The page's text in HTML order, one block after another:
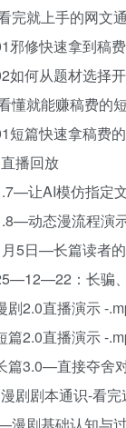
完就上手的网文
邪修快速拿到稿
如何从题材选择
懂就能赚稿费的
短篇快速拿稿费
播回放
让AI模仿指定
动态漫流程演
月5日—长篇读者
：长骗
剧2.0直播演示 -
篇2.0直播演示 -
篇3.0—直接夺舍
剧剧本通识-看完